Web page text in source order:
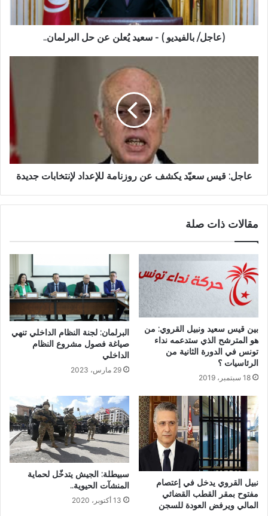
(عاجل/ بالفيديو ) - سعيد يُعلن عن حل البرلمان..
عاجل: قيس سعيّد يكشف عن روزنامة للإعداد لإنتخابات جديدة
مقالات ذات صلة
بين قيس سعيد ونبيل القروي: من
هو المترشح الذي ستدعمه نداء
تونس في الدورة الثانية من
الرئاسيات ؟
18 سبتمبر، 2019
البرلمان: لجنة النظام الداخلي تنهي
صياغة فصول مشروع النظام
الداخلي
29 مارس، 2023
نبيل القروي يدخل في إعتصام
مفتوح بمقر القطب القضائي
المالي ويرفض العودة للسجن
سبيطلة: الجيش يتدخّل لحماية
المنشآت الحيوية..
13 أكتوبر، 2020